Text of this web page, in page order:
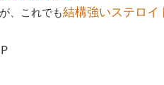
、これでも結構強いステロイ